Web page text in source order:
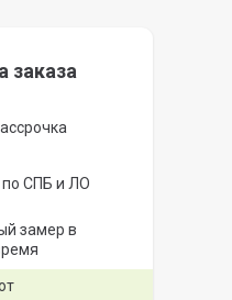
заказа
по СПБ и ЛО
замер в